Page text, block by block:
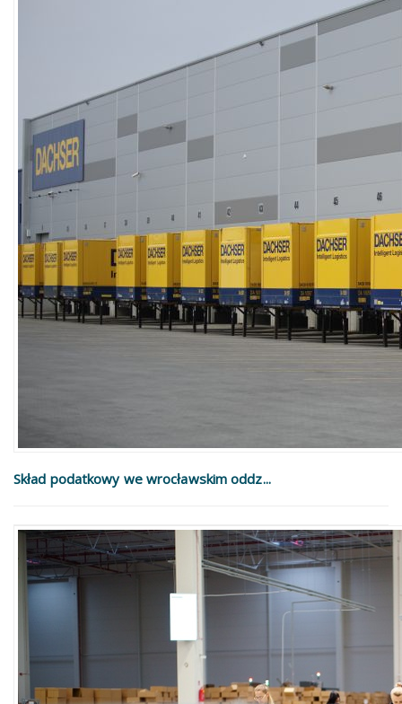
Skład podatkowy we wrocławskim oddz...